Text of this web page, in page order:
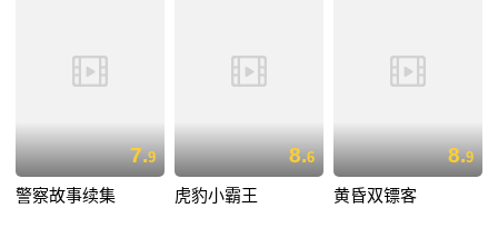
7.9
警察故事续集
8.6
虎豹小霸王
8.9
黄昏双镖客